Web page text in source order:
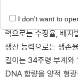
들로부터 생산된 자식
력으로는 수정율, 배자
생산 능력으로는 생존
길이는 34주령 부계
DNA 함량을 양적 형
I don't want to